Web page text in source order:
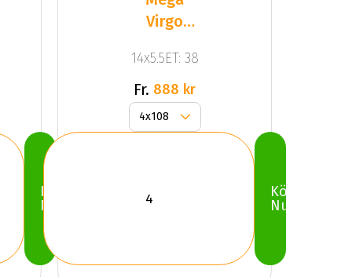
Köp
Nu
Virgo
14x5.5ET: 38
Fr. 888 kr
Köp
Nu